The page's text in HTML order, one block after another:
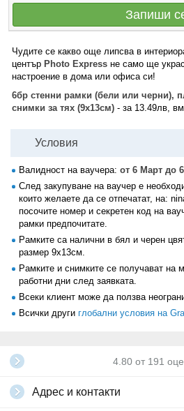
Запиши
Чудите се какво още липсва в
център Photo Express не само ще
настроение в дома или офиса си!
6бр стенни рамки (бели или черни),
снимки за тях (9х13см) - за 13.49лв,
Условия
Валидност на ваучера: от 6 Март до
След закупуване на ваучер е
които желаете да се отпечатат, на:
посочите номер и секретен код на
рамки предпочитате.
Рамките са налични в бял и черен
размер 9х13см.
Рамките и снимките се получават на
работни дни след заявката.
Всеки клиент може да ползва
Всички други глобални условия на
4.80 от 191
Адрес и контакти